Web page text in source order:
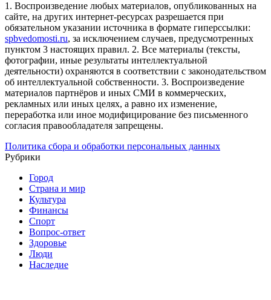
1. Воспроизведение любых материалов, опубликованных на
сайте, на других интернет-ресурсах разрешается при
обязательном указании источника в формате гиперссылки:
spbvedomosti.ru, за исключением случаев, предусмотренных
пунктом 3 настоящих правил. 2. Все материалы (тексты,
фотографии, иные результаты интеллектуальной
деятельности) охраняются в соответствии с законодательством
об интеллектуальной собственности. 3. Воспроизведение
материалов партнёров и иных СМИ в коммерческих,
рекламных или иных целях, а равно их изменение,
переработка или иное модифицирование без письменного
согласия правообладателя запрещены.
Политика сбора и обработки персональных данных
Рубрики
Город
Страна и мир
Культура
Финансы
Спорт
Вопрос-ответ
Здоровье
Люди
Наследие